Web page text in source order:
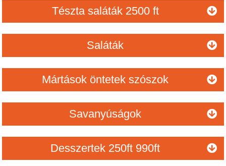
Tészta saláták 2500 ft
Saláták
Mártások öntetek szószok
Savanyúságok
Desszertek 250ft 990ft